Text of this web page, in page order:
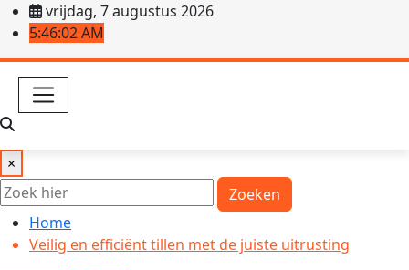
Ga
naar
de
inhoud
vrijdag, 7 augustus 2026
5:46:04 AM
×
Zoeken
Home
Veilig en efficiënt tillen met de juiste uitrusting